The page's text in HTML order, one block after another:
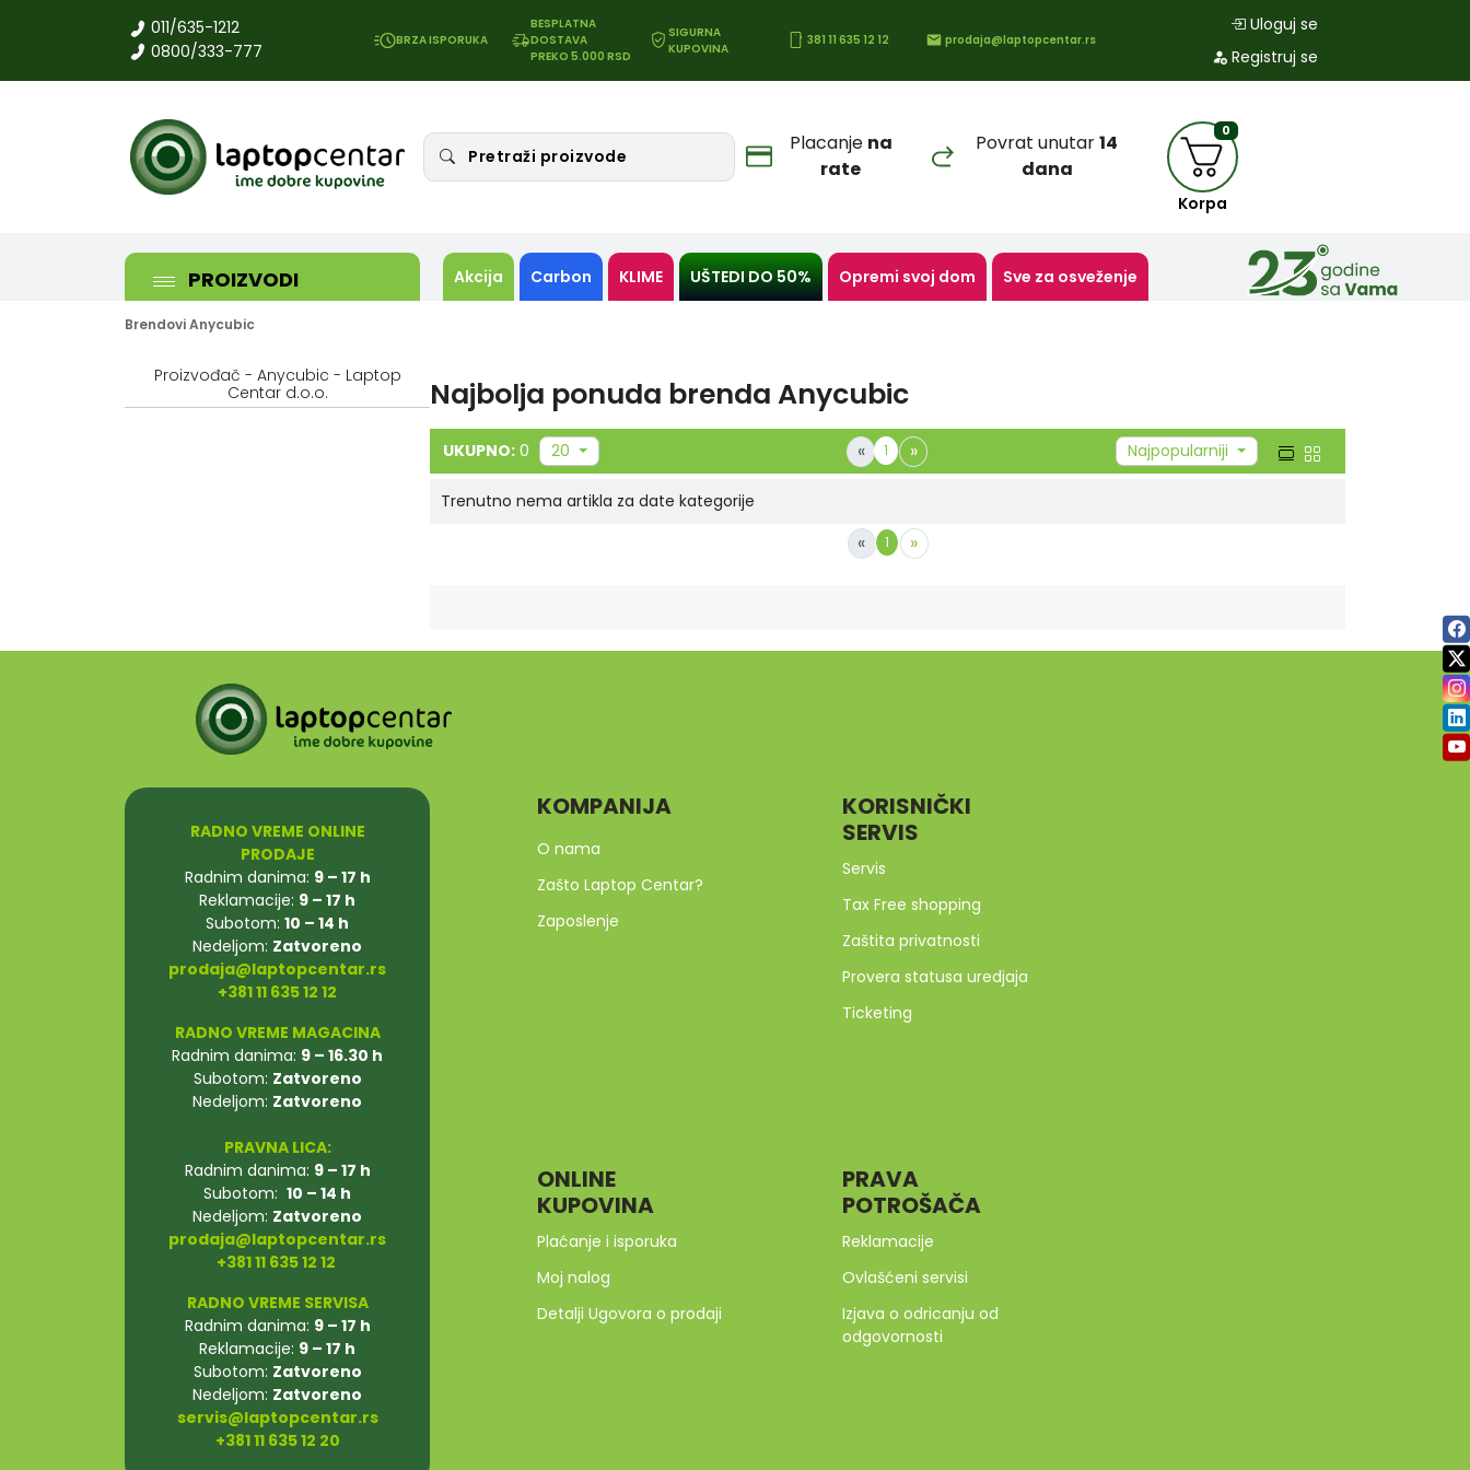
011/635-1212
0800/333-777
BRZA ISPORUKA
BESPLATNA
DOSTAVA
PREKO 5.000 RSD
SIGURNA
KUPOVINA
381 11 635 12 12 prodaja@laptopcentar.rs
Uloguj se
Registruj se
Placanje na
rate
Povrat unutar14
dana
0
Korpa
PROIZVODI Akcija Carbon KLIME UŠTEDI DO 50% Opremi svoj dom Sve za osveženje
BrendoviAnycubic
Proizvođač - Anycubic - Laptop
Centar d.o.o.
Najbolja ponuda brenda Anycubic
UKUPNO: 0 20 « 1 » Najpopularniji
Trenutno nema artikla za date kategorije
« 1 »
RADNO VREME ONLINE
PRODAJE
Radnim danima: 9 – 17 h
Reklamacije: 9 – 17 h
Subotom: 10 – 14 h
Nedeljom: Zatvoreno
prodaja@laptopcentar.rs
+381 11 635 12 12
RADNO VREME MAGACINA
Radnim danima: 9 – 16.30 h
Subotom: Zatvoreno
Nedeljom: Zatvoreno
PRAVNA LICA:
Radnim danima: 9 – 17 h
Subotom: 10 – 14 h
Nedeljom: Zatvoreno
prodaja@laptopcentar.rs
+381 11 635 12 12
RADNO VREME SERVISA
Radnim danima: 9 – 17 h
Reklamacije: 9 – 17 h
Subotom: Zatvoreno
Nedeljom: Zatvoreno
servis@laptopcentar.rs
+381 11 635 12 20
KOMPANIJA
O nama
Zašto Laptop Centar?
Zaposlenje
KORISNIČKI
SERVIS
Servis
Tax Free shopping
Zaštita privatnosti
Provera statusa uredjaja
Ticketing
ONLINE
KUPOVINA
Plaćanje i isporuka
Moj nalog
Detalji Ugovora o prodaji
PRAVA
POTROŠAČA
Reklamacije
Ovlašćeni servisi
Izjava o odricanju od
odgovornosti